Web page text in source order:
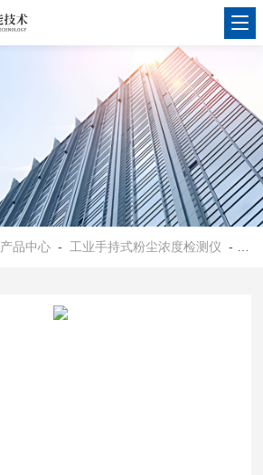
产品中心 - 工业手持式粉尘浓度检测仪 -